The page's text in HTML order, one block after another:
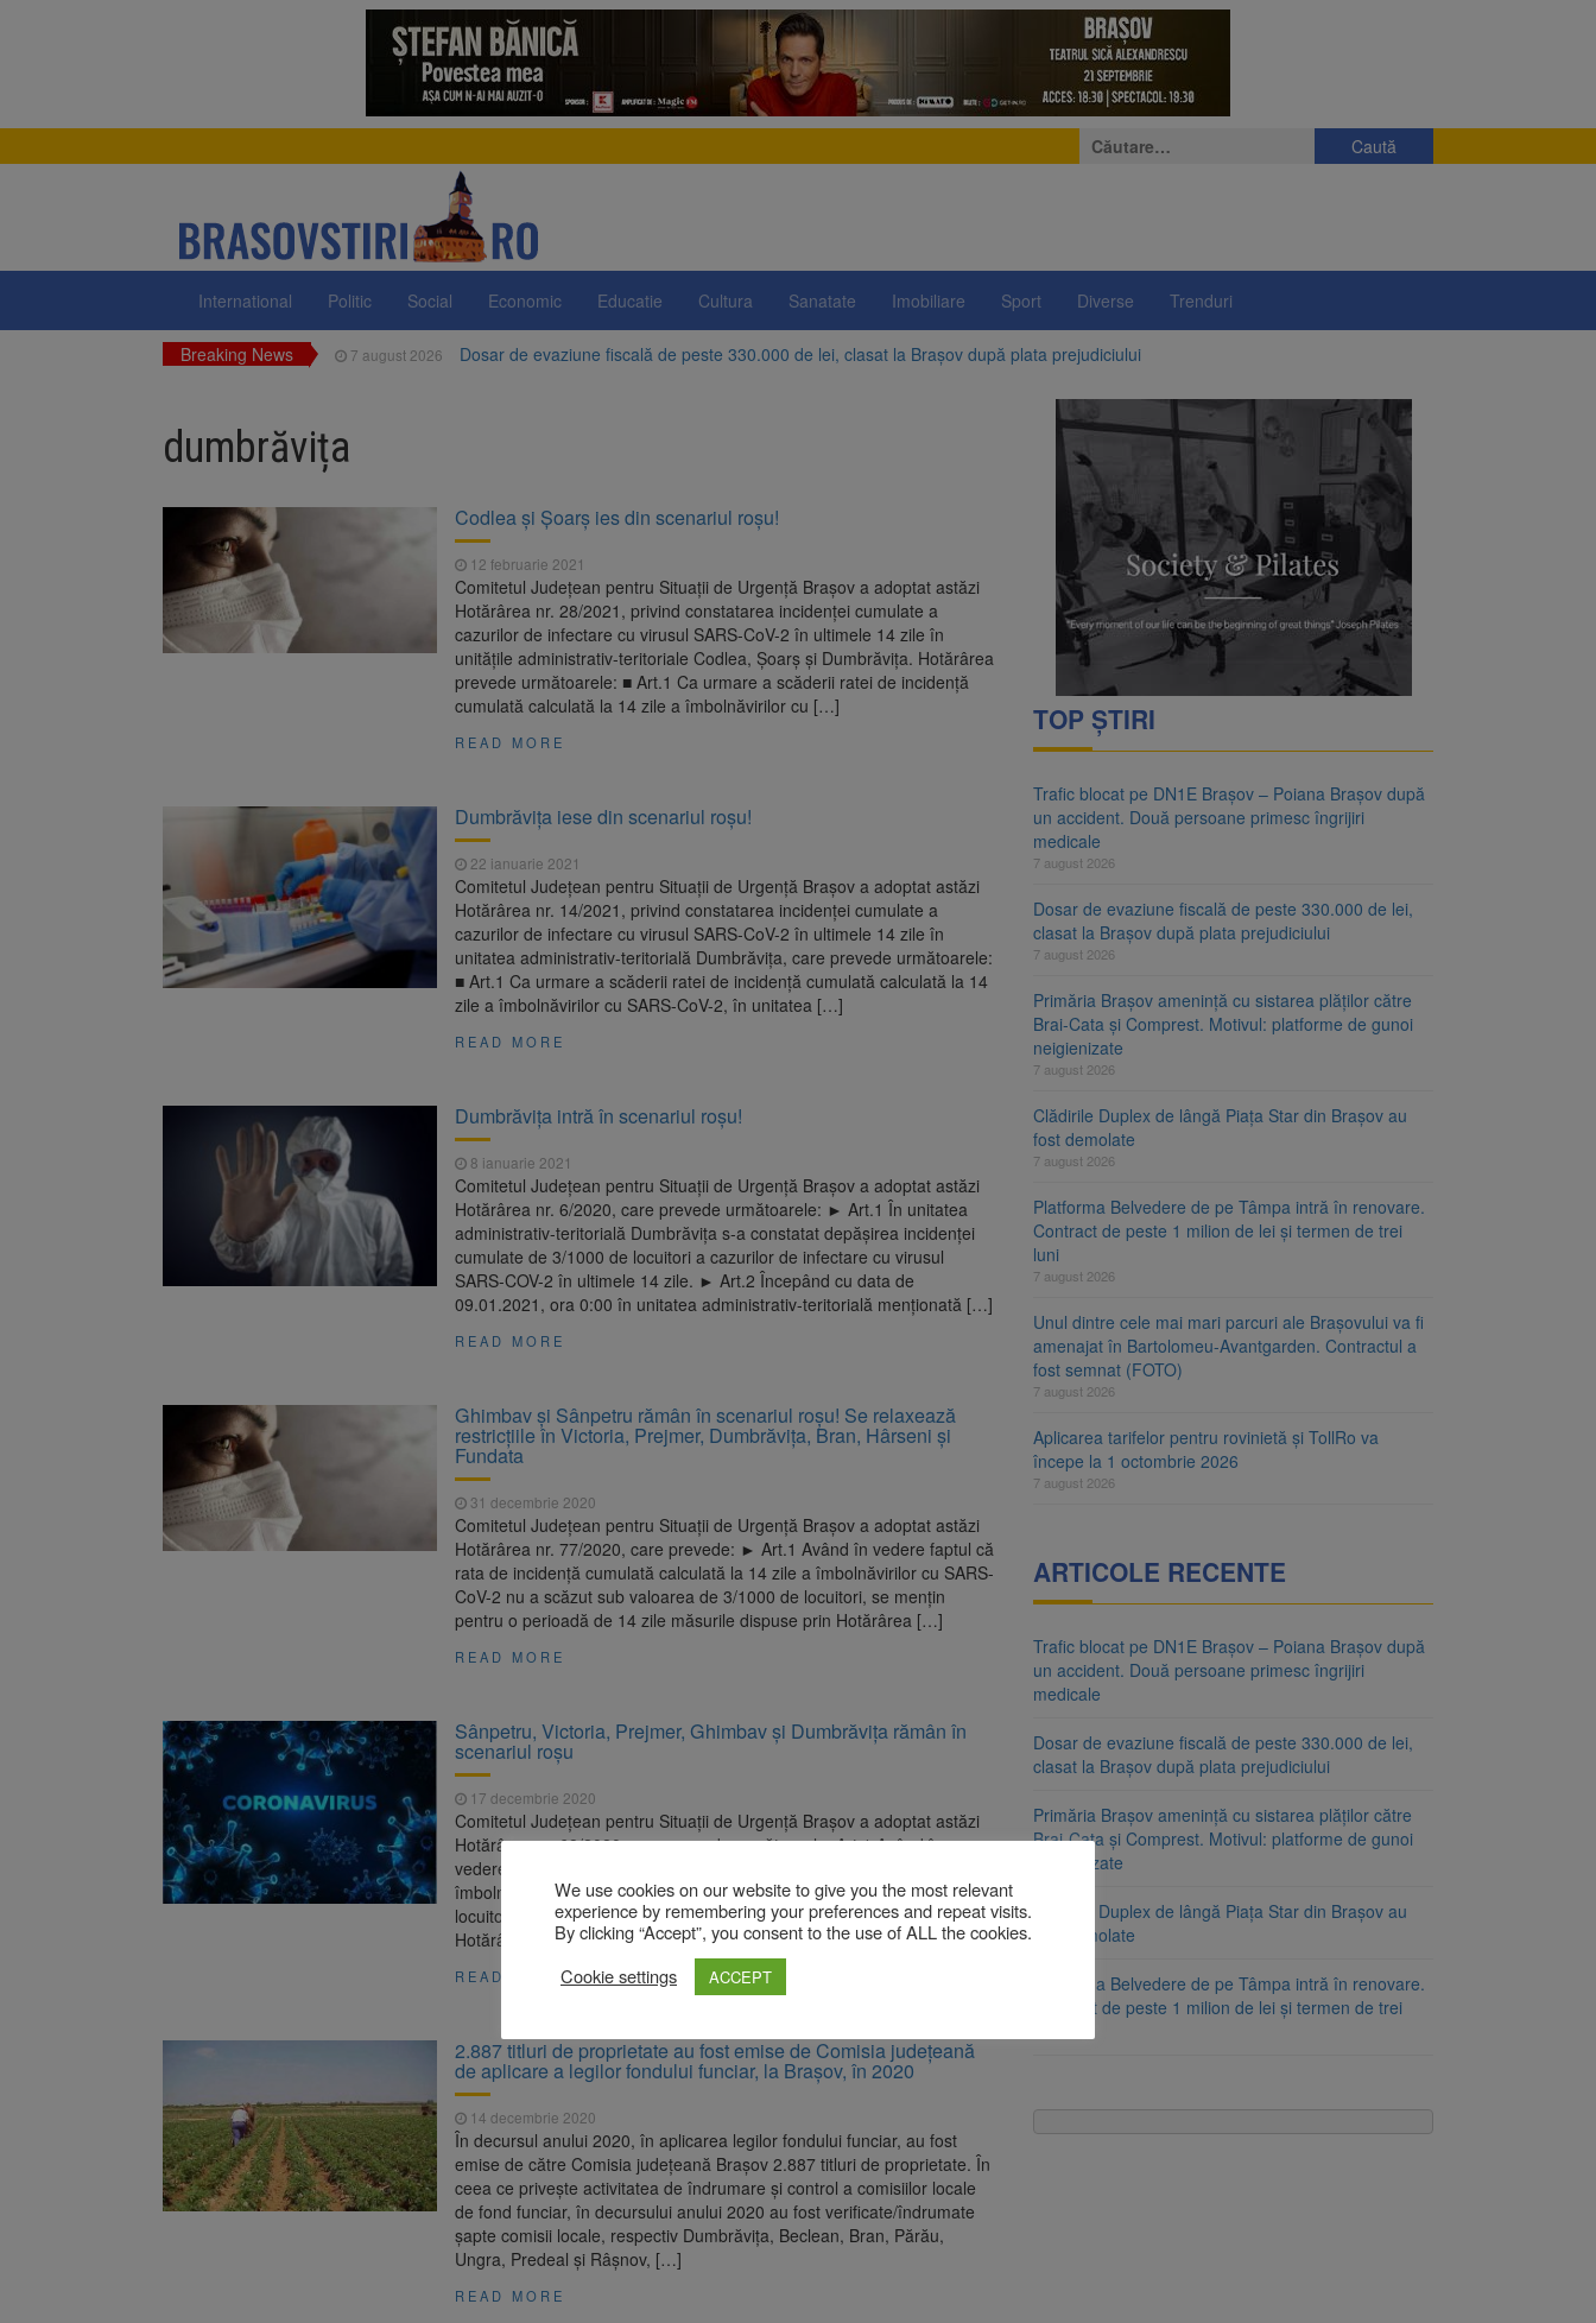
Caută
după:
International Politic Social Economic Educatie Cultura Sanatate Imobiliare Sport Diverse Trenduri
Breaking News 7 august 2026 Dosar de evaziune fiscală de peste 330.000 de lei, clasat la Brașov după plata prejudiciului
Primăria Brașov amenință cu sistarea plăților către Brai-Cata și Comprest. Motivul: platforme de gunoi
7 august 2026
Platforma Belvedere de pe Tâmpa intră în renovare. Contract de peste 1 milion de lei și termen de trei
Unul dintre cele mai mari parcuri ale Brașovului va fi amenajat în Bartolomeu-Avantgarden. Contractul a
fost semnat (FOTO)
Trafic blocat pe DN1E Brașov – Poiana Brașov după un accident. Două persoane primesc îngrijiri
dumbrăvița
Codlea și Șoarș ies din scenariul roșu!
12 februarie 2021
Comitetul Județean pentru Situații de Urgență Brașov a adoptat astăzi
Hotărârea nr. 28/2021, privind constatarea incidenței cumulate a
cazurilor de infectare cu virusul SARS-CoV-2 în ultimele 14 zile în
unitățile administrativ-teritoriale Codlea, Șoarș și Dumbrăvița. Hotărârea
prevede următoarele: ■ Art.1 Ca urmare a scăderii ratei de incidență
cumulată calculată la 14 zile a îmbolnăvirilor cu […]
READ MORE
Dumbrăvița iese din scenariul roșu!
22 ianuarie 2021
Comitetul Județean pentru Situații de Urgență Brașov a adoptat astăzi
Hotărârea nr. 14/2021, privind constatarea incidenței cumulate a
cazurilor de infectare cu virusul SARS-CoV-2 în ultimele 14 zile în
unitatea administrativ-teritorială Dumbrăvița, care prevede următoarele:
■ Art.1 Ca urmare a scăderii ratei de incidență cumulată calculată la 14
zile a îmbolnăvirilor cu SARS-CoV-2, în unitatea […]
READ MORE
Dumbrăvița intră în scenariul roșu!
8 ianuarie 2021
Comitetul Județean pentru Situații de Urgență Brașov a adoptat astăzi
Hotărârea nr. 6/2020, care prevede următoarele: ► Art.1 În unitatea
administrativ-teritorială Dumbrăvița s-a constatat depășirea incidenței
cumulate de 3/1000 de locuitori a cazurilor de infectare cu virusul
SARS-COV-2 în ultimele 14 zile. ► Art.2 Începând cu data de
09.01.2021, ora 0:00 în unitatea administrativ-teritorială menționată […]
READ MORE
Ghimbav și Sânpetru rămân în scenariul roșu! Se relaxează
restricțiile în Victoria, Prejmer, Dumbrăvița, Bran, Hârseni și
Fundata
31 decembrie 2020
Comitetul Județean pentru Situații de Urgență Brașov a adoptat astăzi
Hotărârea nr. 77/2020, care prevede: ► Art.1 Având în vedere faptul că
rata de incidență cumulată calculată la 14 zile a îmbolnăvirilor cu SARS-
CoV-2 nu a scăzut sub valoarea de 3/1000 de locuitori, se mențin
pentru o perioadă de 14 zile măsurile dispuse prin Hotărârea […]
READ MORE
Sânpetru, Victoria, Prejmer, Ghimbav și Dumbrăvița rămân în
scenariul roșu
17 decembrie 2020
Comitetul Județean pentru Situații de Urgență Brașov a adoptat astăzi
Hotărârea nr. 68/2020, care prevede următoarele: Art.1 Având în
vedere faptul că rata de incidență cumulată calculată la 14 zile a
îmbolnăvirilor cu SARS-CoV-2 nu a scăzut sub valoarea de 3/1000 de
locuitori, se mențin pentru o perioadă de 14 zile măsurile dispuse prin
Hotărârea […]
READ MORE
2.887 titluri de proprietate au fost emise de Comisia județeană
de aplicare a legilor fondului funciar, la Brașov, în 2020
14 decembrie 2020
În decursul anului 2020, în aplicarea legilor fondului funciar, au fost
emise de către Comisia județeană Brașov 2.887 titluri de proprietate. În
ceea ce privește activitatea de îndrumare și control a comisiilor locale
de fond funciar, în decursului anului 2020 au fost verificate/îndrumate
șapte comisii locale, respectiv Dumbrăvița, Beclean, Bran, Părău,
Ungra, Predeal și Râșnov, […]
READ MORE
TOP ȘTIRI
Trafic blocat pe DN1E Brașov – Poiana Brașov după
un accident. Două persoane primesc îngrijiri
medicale
7 august 2026
Dosar de evaziune fiscală de peste 330.000 de lei,
clasat la Brașov după plata prejudiciului
7 august 2026
Primăria Brașov amenință cu sistarea plăților către
Brai-Cata și Comprest. Motivul: platforme de gunoi
neigienizate
7 august 2026
Clădirile Duplex de lângă Piața Star din Brașov au
fost demolate
7 august 2026
Platforma Belvedere de pe Tâmpa intră în renovare.
Contract de peste 1 milion de lei și termen de trei
luni
7 august 2026
Unul dintre cele mai mari parcuri ale Brașovului va fi
amenajat în Bartolomeu-Avantgarden. Contractul a
fost semnat (FOTO)
7 august 2026
Aplicarea tarifelor pentru rovinietă și TollRo va
începe la 1 octombrie 2026
7 august 2026
ARTICOLE RECENTE
Trafic blocat pe DN1E Brașov – Poiana Brașov după
un accident. Două persoane primesc îngrijiri
medicale
Dosar de evaziune fiscală de peste 330.000 de lei,
clasat la Brașov după plata prejudiciului
Primăria Brașov amenință cu sistarea plăților către
Brai-Cata și Comprest. Motivul: platforme de gunoi
neigienizate
Clădirile Duplex de lângă Piața Star din Brașov au
fost demolate
Platforma Belvedere de pe Tâmpa intră în renovare.
Contract de peste 1 milion de lei și termen de trei
We use cookies on our website to give you the most relevant
experience by remembering your preferences and repeat visits.
By clicking “Accept”, you consent to the use of ALL the cookies.
Cookie settings
ACCEPT